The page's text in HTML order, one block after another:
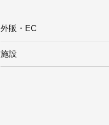
外販・EC
施設